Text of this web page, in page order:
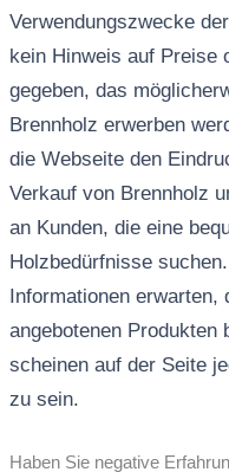
Verwendungszwecke
kein Hinweis auf Preise
gegeben, das
Brennholz erwerben
die Webseite den
Verkauf von Brennholz
an Kunden, die eine
Holzbedürfnisse
Informationen erwarten,
angebotenen Produkten
scheinen auf der Seite
zu sein.
Haben Sie negative